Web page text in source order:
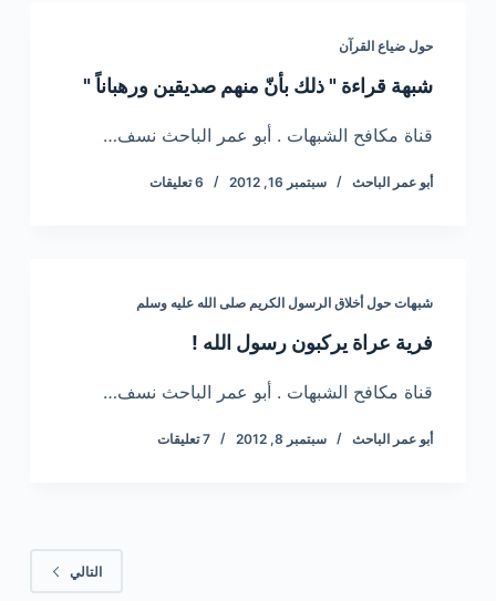
حول ضياع القرآن
شبهة قراءة " ذلك بأنّ منهم صديقين ورهباناً "
قناة مكافح الشبهات . أبو عمر الباحث نسف…
أبو عمر الباحث سبتمبر 16, 2012 6 تعليقات
شبهات حول أخلاق الرسول الكريم صلى الله عليه وسلم
فرية عراة يركبون رسول الله !
قناة مكافح الشبهات . أبو عمر الباحث نسف…
أبو عمر الباحث سبتمبر 8, 2012 7 تعليقات
التالي